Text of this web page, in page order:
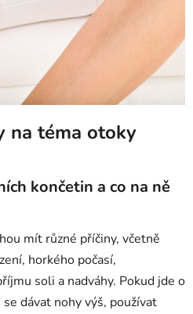
na téma otoky
končetin a co na ně
mít různé příčiny, včetně
horkého počasí,
soli a nadváhy. Pokud jde o
dávat nohy výš, používat